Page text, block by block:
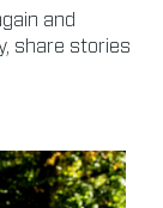
and
share stories